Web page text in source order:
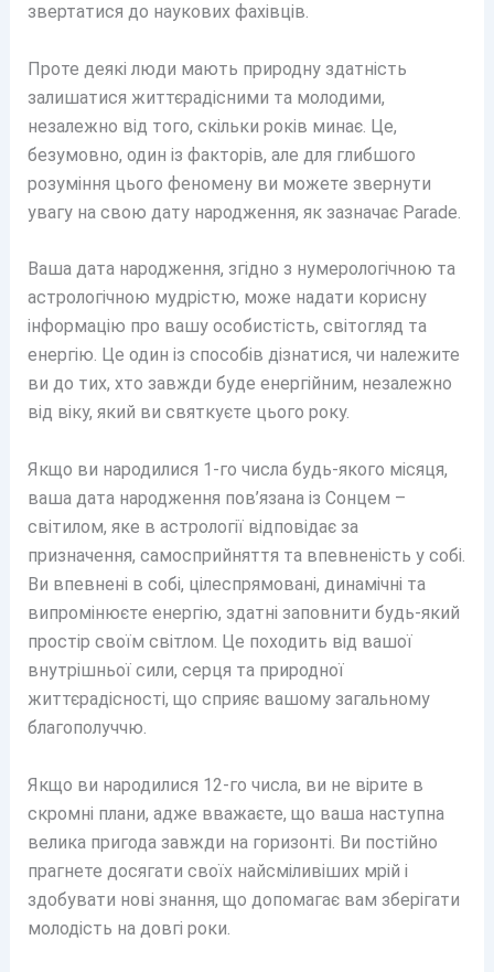
звертатися до наукових фахівців.
Проте деякі люди мають природну здатність
залишатися життєрадісними та молодими,
незалежно від того, скільки років минає. Це,
безумовно, один із факторів, але для глибшого
розуміння цього феномену ви можете звернути
увагу на свою дату народження, як зазначає Parade.
Ваша дата народження, згідно з нумерологічною та
астрологічною мудрістю, може надати корисну
інформацію про вашу особистість, світогляд та
енергію. Це один із способів дізнатися, чи належите
ви до тих, хто завжди буде енергійним, незалежно
від віку, який ви святкуєте цього року.
Якщо ви народилися 1-го числа будь-якого місяця,
ваша дата народження пов’язана із Сонцем –
світилом, яке в астрології відповідає за
призначення, самосприйняття та впевненість у собі.
Ви впевнені в собі, цілеспрямовані, динамічні та
випромінюєте енергію, здатні заповнити будь-який
простір своїм світлом. Це походить від вашої
внутрішньої сили, серця та природної
життєрадісності, що сприяє вашому загальному
благополуччю.
Якщо ви народилися 12-го числа, ви не вірите в
скромні плани, адже вважаєте, що ваша наступна
велика пригода завжди на горизонті. Ви постійно
прагнете досягати своїх найсміливіших мрій і
здобувати нові знання, що допомагає вам зберігати
молодість на довгі роки.